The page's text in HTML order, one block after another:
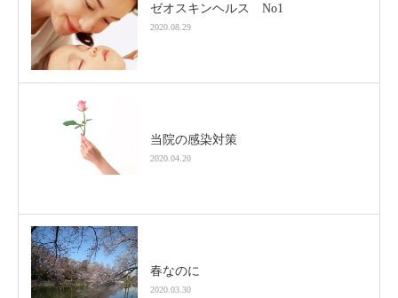
ゼオスキンヘルス No1
2020.08.29
当院の感染対策
2020.04.20
春なのに
2020.03.30